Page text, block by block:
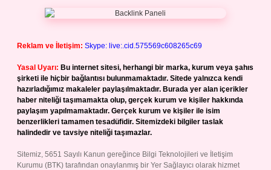
Reklam ve İletişim: Skype: live:.cid.575569c608265c69
Yasal Uyarı: Bu internet sitesi, herhangi bir marka, kurum veya şahıs
şirketi ile hiçbir bağlantısı bulunmamaktadır. Sitede yalnızca kendi
hazırladığımız makaleler paylaşılmaktadır. Burada yer alan içerikler
haber niteliği taşımamakta olup, gerçek kurum ve kişiler hakkında
paylaşım yapılmamaktadır. Gerçek kurum ve kişiler ile isim
benzerlikleri tamamen tesadüfidir. Sitemizdeki bilgiler taslak
halindedir ve tavsiye niteliği taşımazlar.
Sitemiz, 5651 Sayılı Kanun gereğince Bilgi Teknolojileri ve İletişim
Kurumu (BTK) tarafından onaylanmış bir Yer Sağlayıcı olarak hizmet